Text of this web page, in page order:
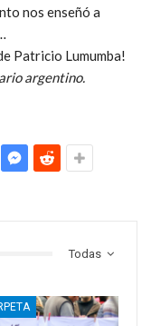
nos enseñó a
Patricio Lumumba!
argentino.
Todas